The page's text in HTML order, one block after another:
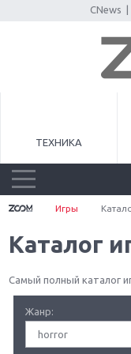
CNews
ТЕХНИКА
Игры
Каталог
Самый полный каталог
Жанр:
horror